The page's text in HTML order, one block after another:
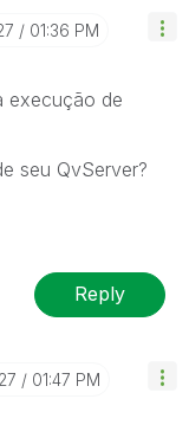
01:36 PM
execução de
seu QvServer?
Reply
01:47 PM